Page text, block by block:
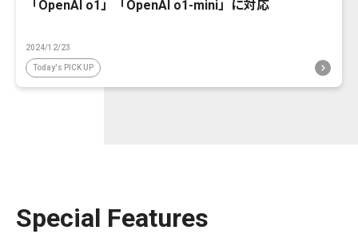
「OpenAI o1」「OpenAI o1-mini」に対応
2024/12/23
Today's PICK UP
Special Features